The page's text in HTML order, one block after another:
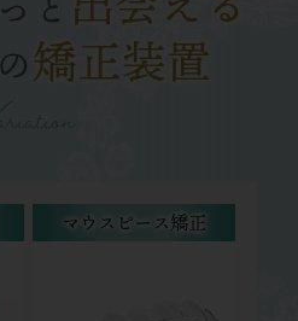
矯正装置
マウスピース矯正